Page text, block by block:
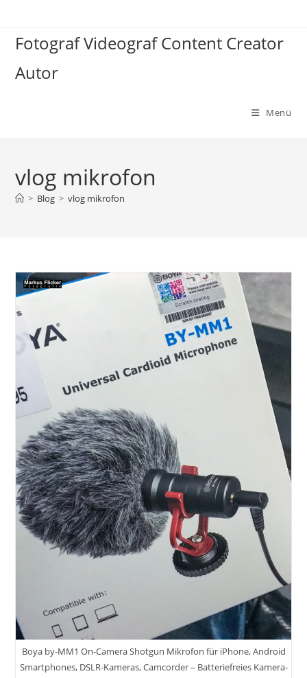
springen
Fotograf Videograf Content Creator
Autor
Menü
vlog mikrofon
> Blog > vlog mikrofon
Boya by-MM1 On-Camera Shotgun Mikrofon für iPhone, Android
Smartphones, DSLR-Kameras, Camcorder – Batteriefreies Kamera-